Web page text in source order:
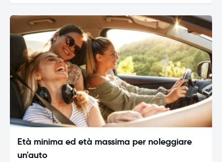
Età minima ed età massima per noleggiare
un'auto